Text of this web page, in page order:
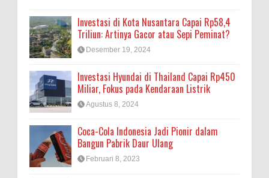
Investasi di Kota Nusantara Capai Rp58,4
Triliun: Artinya Gacor atau Sepi Peminat?
Desember 19, 2024
Investasi Hyundai di Thailand Capai Rp450
Miliar, Fokus pada Kendaraan Listrik
Agustus 8, 2024
Coca-Cola Indonesia Jadi Pionir dalam
Bangun Pabrik Daur Ulang
Februari 8, 2023